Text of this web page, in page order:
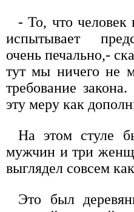
- То, что человек
испытывает
очень печально,-
тут мы ничего не
требование
эту меру как
На этом стуле
мужчин и три
выглядел совсем
Это был